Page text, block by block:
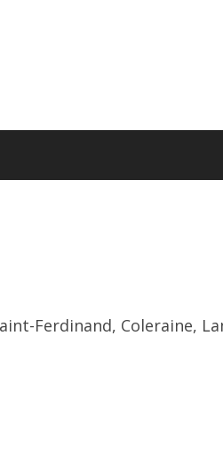
Ferdinand, Coleraine,